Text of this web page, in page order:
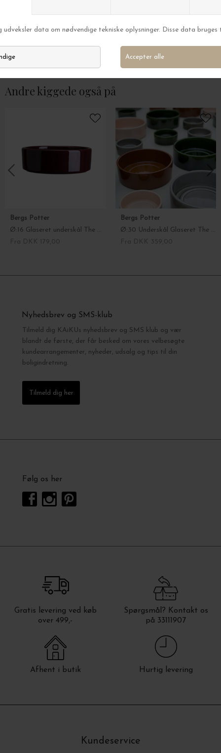
HK living
Indrammet Artwork, Suns Out 29*37
DKK 419,00
HK living
Maleri Nomad,
Andre kiggede også på
Bergs Potter
Ø:16 Glaseret underskål The Hoff, Fl. farver
Bergs Potter
Ø:30 Underskål Glaseret The Hoff, Fl. farver
Nyhedsbrev og SMS-klub
Tilmeld dig KAiKUs nyhedsbrev og SMS klub og vær
blandt de første, der får besked om vores velbesøgte
kundearrangementer, nyheder, udsalg og tips til din
boligindretning.
Tilmeld dig her
Følg os her
Gratis levering ved køb
over 499,-
Spørgsmål? Kontakt os
på 33111907
Afhent i butik Hurtig levering
Kundeservice